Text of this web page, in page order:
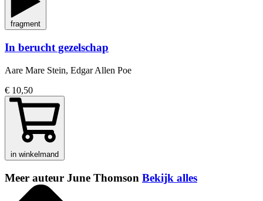
fragment
In berucht gezelschap
Aare Mare Stein, Edgar Allen Poe
€ 10,50
in winkelmand
Meer auteur June Thomson Bekijk alles